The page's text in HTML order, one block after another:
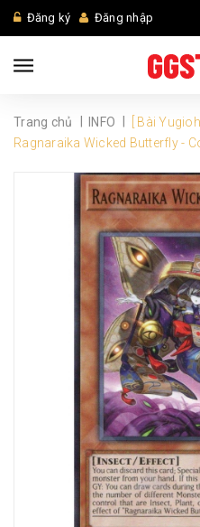
Đăng ký Đăng nhập
Trang chủ INFO
[ Bài
Ragnaraika Wicked Butterfly -